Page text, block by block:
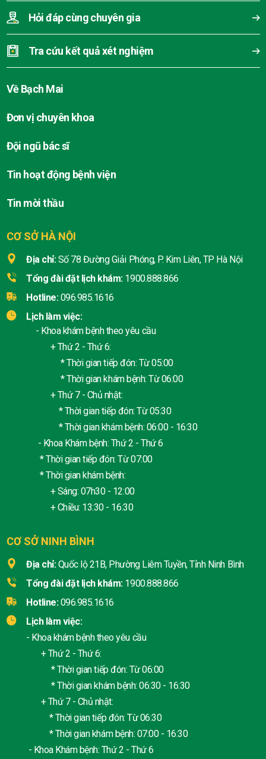
CƠ SỞ HÀ NỘI
Địa chỉ: Số 78 Đường Giải Phóng, P. Kim Liên, TP Hà Nội
Tổng đài đặt lịch khám: 1900.888.866
Hotline: 096.985.1616
Lịch làm việc:
- Khoa khám bệnh theo yêu cầu
+ Thứ 2 - Thứ 6:
* Thời gian tiếp đón: Từ 05:00
* Thời gian khám bệnh: Từ 06:00
+ Thứ 7 - Chủ nhật:
* Thời gian tiếp đón: Từ 05:30
* Thời gian khám bệnh: 06:00 - 16:30
- Khoa Khám bệnh: Thứ 2 - Thứ 6
* Thời gian tiếp đón: Từ 07:00
* Thời gian khám bệnh:
+ Sáng: 07h30 - 12:00
+ Chiều: 13:30 - 16:30
CƠ SỞ NINH BÌNH
Địa chỉ: Quốc lộ 21B, Phường Liêm Tuyền, Tỉnh Ninh Bình
Tổng đài đặt lịch khám: 1900.888.866
Hotline: 096.985.1616
Lịch làm việc:
- Khoa khám bệnh theo yêu cầu
+ Thứ 2 - Thứ 6:
* Thời gian tiếp đón: Từ 06:00
* Thời gian khám bệnh: 06:30 - 16:30
+ Thứ 7 - Chủ nhật:
* Thời gian tiếp đón: Từ 06:30
* Thời gian khám bệnh: 07:00 - 16:30
- Khoa Khám bệnh: Thứ 2 - Thứ 6
Hỏi đáp cùng chuyên gia
Tra cứu kết quả xét nghiệm
Về Bạch Mai
Đơn vị chuyên khoa
Đội ngũ bác sĩ
Tin hoạt động bệnh viện
Tin mời thầu